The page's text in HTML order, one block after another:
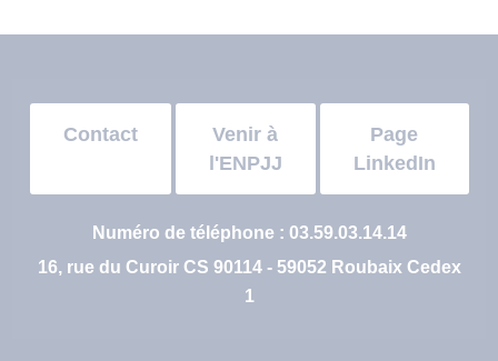
Contact
Venir à
l'ENPJJ
Page
LinkedIn
Numéro de téléphone : 03.59.03.14.14
16, rue du Curoir CS 90114 - 59052 Roubaix Cedex
1